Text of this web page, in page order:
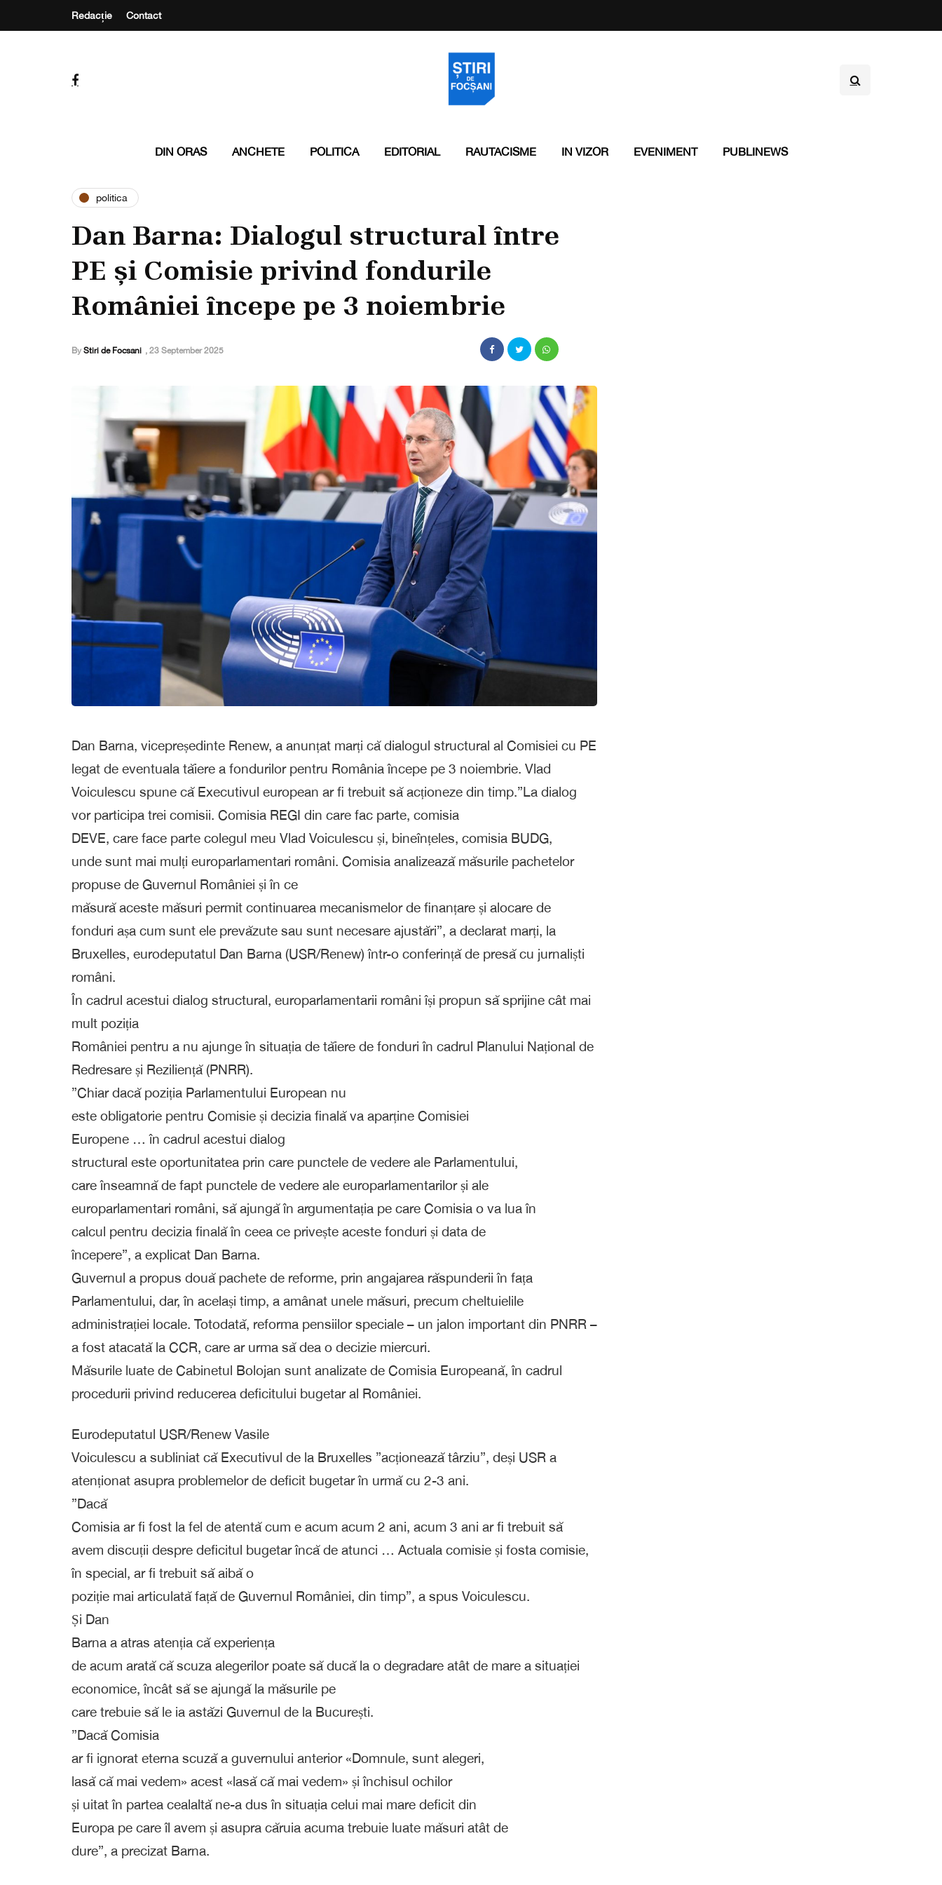
Redacție Contact
DIN ORAS ANCHETE POLITICA EDITORIAL RAUTACISME IN VIZOR EVENIMENT PUBLINEWS
politica
Dan Barna: Dialogul structural între
PE și Comisie privind fondurile
României începe pe 3 noiembrie
By Stiri de Focsani , 23 September 2025
Dan Barna, vicepreședinte Renew, a anunțat marți că dialogul structural al Comisiei cu PE
legat de eventuala tăiere a fondurilor pentru România începe pe 3 noiembrie. Vlad
Voiculescu spune că Executivul european ar fi trebuit să acționeze din timp.”La dialog
vor participa trei comisii. Comisia REGI din care fac parte, comisia
DEVE, care face parte colegul meu Vlad Voiculescu și, bineînțeles, comisia BUDG,
unde sunt mai mulți europarlamentari români. Comisia analizează măsurile pachetelor
propuse de Guvernul României și în ce
măsură aceste măsuri permit continuarea mecanismelor de finanțare și alocare de
fonduri așa cum sunt ele prevăzute sau sunt necesare ajustări”, a declarat marți, la
Bruxelles, eurodeputatul Dan Barna (USR/Renew) într-o conferință de presă cu jurnaliști
români.
În cadrul acestui dialog structural, europarlamentarii români își propun să sprijine cât mai
mult poziția
României pentru a nu ajunge în situația de tăiere de fonduri în cadrul Planului Național de
Redresare și Reziliență (PNRR).
”Chiar dacă poziția Parlamentului European nu
este obligatorie pentru Comisie și decizia finală va aparține Comisiei
Europene … în cadrul acestui dialog
structural este oportunitatea prin care punctele de vedere ale Parlamentului,
care înseamnă de fapt punctele de vedere ale europarlamentarilor și ale
europarlamentari români, să ajungă în argumentația pe care Comisia o va lua în
calcul pentru decizia finală în ceea ce privește aceste fonduri și data de
începere”, a explicat Dan Barna.
Guvernul a propus două pachete de reforme, prin angajarea răspunderii în fața
Parlamentului, dar, în același timp, a amânat unele măsuri, precum cheltuielile
administrației locale. Totodată, reforma pensiilor speciale – un jalon important din PNRR –
a fost atacată la CCR, care ar urma să dea o decizie miercuri.
Măsurile luate de Cabinetul Bolojan sunt analizate de Comisia Europeană, în cadrul
procedurii privind reducerea deficitului bugetar al României.
Eurodeputatul USR/Renew Vasile
Voiculescu a subliniat că Executivul de la Bruxelles ”acționează târziu”, deși USR a
atenționat asupra problemelor de deficit bugetar în urmă cu 2-3 ani.
”Dacă
Comisia ar fi fost la fel de atentă cum e acum acum 2 ani, acum 3 ani ar fi trebuit să
avem discuții despre deficitul bugetar încă de atunci … Actuala comisie și fosta comisie,
în special, ar fi trebuit să aibă o
poziție mai articulată față de Guvernul României, din timp”, a spus Voiculescu.
Și Dan
Barna a atras atenția că experiența
de acum arată că scuza alegerilor poate să ducă la o degradare atât de mare a situației
economice, încât să se ajungă la măsurile pe
care trebuie să le ia astăzi Guvernul de la București.
”Dacă Comisia
ar fi ignorat eterna scuză a guvernului anterior «Domnule, sunt alegeri,
lasă că mai vedem» acest «lasă că mai vedem» și închisul ochilor
și uitat în partea cealaltă ne-a dus în situația celui mai mare deficit din
Europa pe care îl avem și asupra căruia acuma trebuie luate măsuri atât de
dure”, a precizat Barna.